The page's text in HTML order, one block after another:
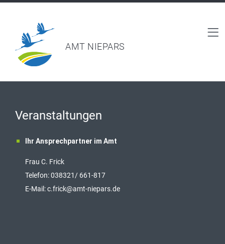
AMT NIEPARS
Veranstaltungen
Ihr Ansprechpartner im Amt
Frau C. Frick
Telefon: 038321/ 661-817
E-Mail:c.frick@amt-niepars.de